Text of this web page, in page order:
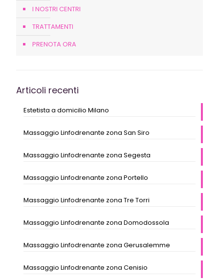
I NOSTRI CENTRI
TRATTAMENTI
PRENOTA ORA
Articoli recenti
Estetista a domicilio Milano
Massaggio Linfodrenante zona San Siro
Massaggio Linfodrenante zona Segesta
Massaggio Linfodrenante zona Portello
Massaggio Linfodrenante zona Tre Torri
Massaggio Linfodrenante zona Domodossola
Massaggio Linfodrenante zona Gerusalemme
Massaggio Linfodrenante zona Cenisio